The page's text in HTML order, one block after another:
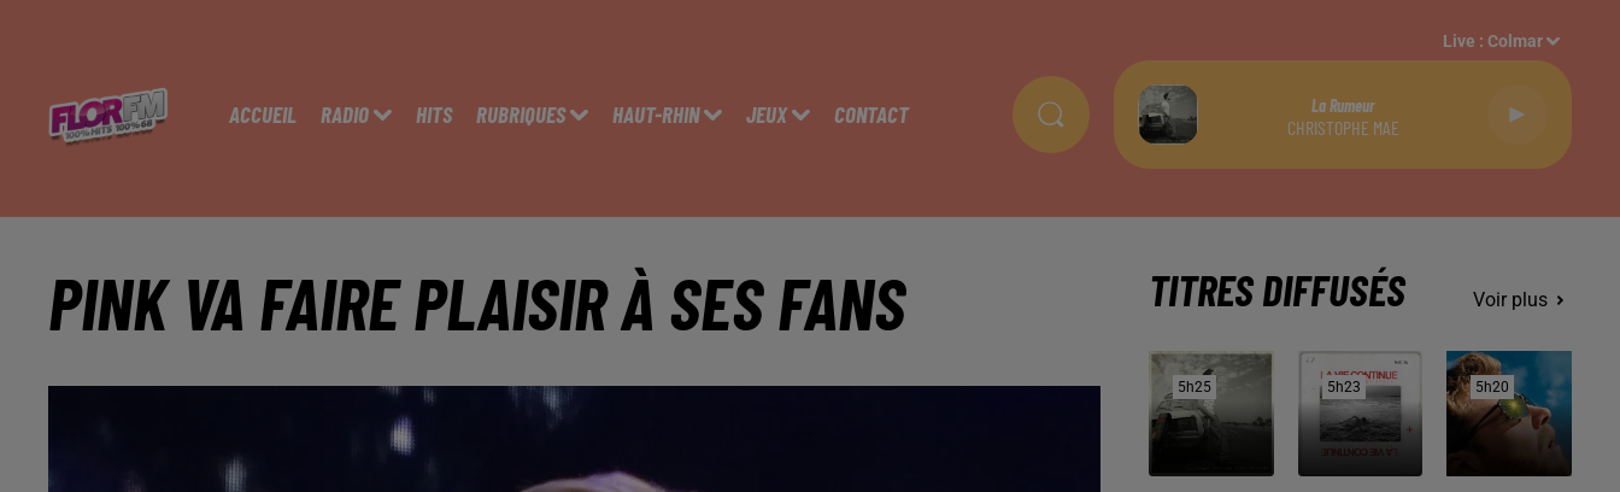
ACCUEIL RADIO HITS RUBRIQUES HAUT-RHIN JEUX CONTACT
Live :Colmar
La Rumeur
CHRISTOPHE MAE
PINK VA FAIRE PLAISIR À SES FANS TITRES DIFFUSÉS Voir plus
5h25
5h25 5h23
5h23 5h20
5h20